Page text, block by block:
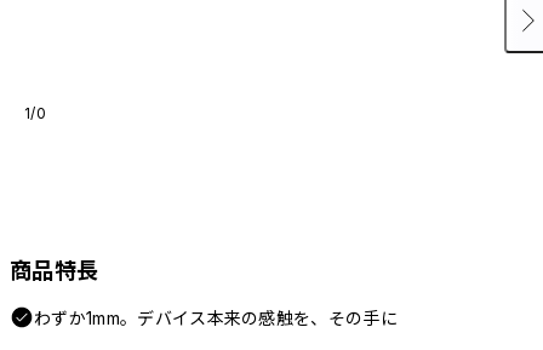
1/0
商品特長
わずか1mm。デバイス本来の感触を、その手に